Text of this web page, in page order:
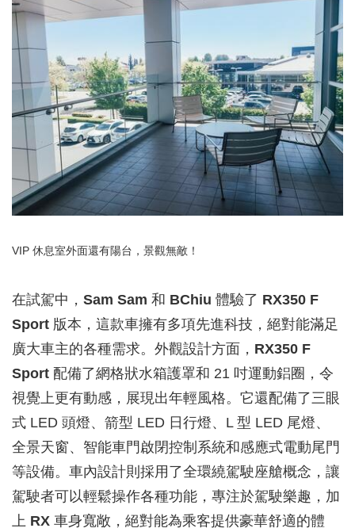
VIP 休息室外面還有陽台，景觀無敵！
在試駕中， Sam Sam 和 BChiu 體驗了 RX350 F
Sport 版本，這款車擁有多項先進科技，絕對能滿足
廣大車主的各種需求。外觀設計方面， RX350 F
Sport 配備了網格狀水箱護罩和 21 吋運動鋁圈，令
視覺上更有動感，展現出年輕風格。它還配備了三眼
式 LED 頭燈、箭型 LED 日行燈、L 型 LED 尾燈、
全景天窗、智能車門啟閉控制系統和感應式電動尾門
等設備。車內設計則採用了全環繞駕駛座艙概念，讓
駕駛者可以輕鬆操作各種功能，專注於駕駛樂趣，加
上 RX 車身寬敞，絕對能為乘客提供豪華舒適的體